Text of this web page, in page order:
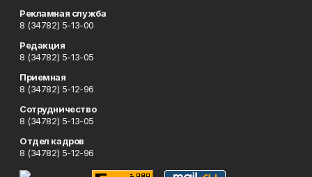
Рекламная служба
8 (34782) 5-13-00
Редакция
8 (34782) 5-13-05
Приемная
8 (34782) 5-12-96
Сотрудничество
8 (34782) 5-13-05
Отдел кадров
8 (34782) 5-12-96